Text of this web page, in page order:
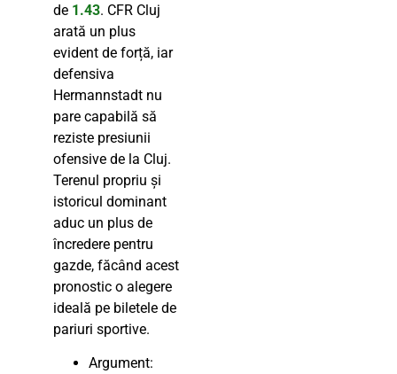
de 1.43. CFR Cluj
arată un plus
evident de forță, iar
defensiva
Hermannstadt nu
pare capabilă să
reziste presiunii
ofensive de la Cluj.
Terenul propriu și
istoricul dominant
aduc un plus de
încredere pentru
gazde, făcând acest
pronostic o alegere
ideală pe biletele de
pariuri sportive.
Argument: